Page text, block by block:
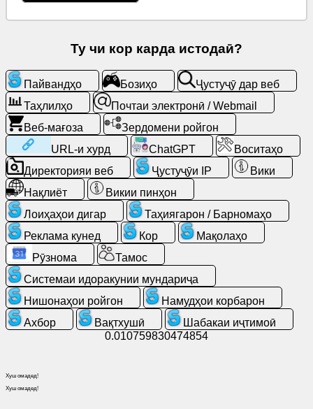
веб
Почтаи
электронӣ
Webmail
Таҳлилҳо
Веб-
мағоза
Таҳиягарон
/
Барномаҳо
Кор
Ту чи кор карда истодаӣ?
Пайвандҳо Бозиҳо
Ҷустуҷӯ дар веб
Таҳлилҳо
Почтаи электронӣ / Webmail
Веб-мағоза
Зердомени ройгон
URL-и хурд
ChatGPT
Воситаҳо
Директорияи веб
Ҷустуҷӯи IP
Вики
Нақлиёт
Викии пинҳон
Лоиҳаҳои дигар
Таҳиягарон / Барномаҳо
Реклама кунед
Кор
Мақолаҳо
Рӯзнома
Тамос
Системаи идоракунии мундариҷа
Нишонаҳои ройгон
Намудҳои корбарон
Ахбор
Вақтхушӣ
Шабакаи иҷтимоӣ
0.010759830474854
Хуш омадед!
Хуш омадед!